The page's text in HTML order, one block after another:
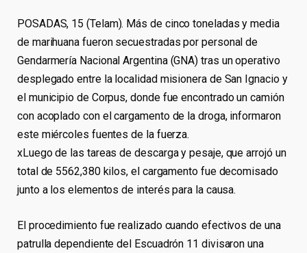
POSADAS, 15 (Telam). Más de cinco toneladas y media
de marihuana fueron secuestradas por personal de
Gendarmería Nacional Argentina (GNA) tras un operativo
desplegado entre la localidad misionera de San Ignacio y
el municipio de Corpus, donde fue encontrado un camión
con acoplado con el cargamento de la droga, informaron
este miércoles fuentes de la fuerza.
xLuego de las tareas de descarga y pesaje, que arrojó un
total de 5562,380 kilos, el cargamento fue decomisado
junto a los elementos de interés para la causa.
El procedimiento fue realizado cuando efectivos de una
patrulla dependiente del Escuadrón 11 divisaron una